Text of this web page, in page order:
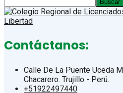
Buscar
Contáctanos:
Calle De La Puente Uceda
Chacarero. Trujillo - Perú.
+51922497440